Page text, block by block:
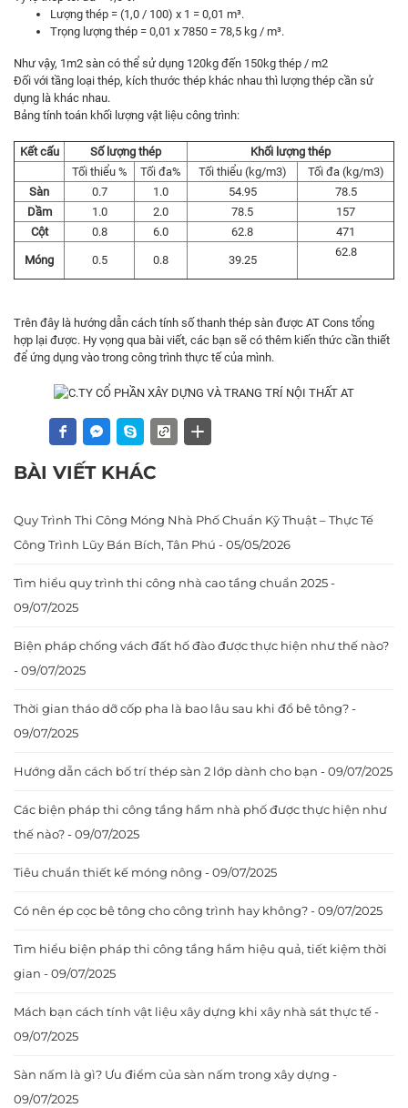
Lượng thép = (1,0 / 100) x 1 = 0,01 m³.
Trọng lượng thép = 0,01 x 7850 = 78,5 kg / m³.
Như vậy, 1m2 sàn có thể sử dụng 120kg đến 150kg thép / m2
Đối với tầng loại thép, kích thước thép khác nhau thì lượng thép cần sử
dụng là khác nhau.
Bảng tính toán khối lượng vật liệu công trình:
Kết cấu Số lượng thép
Khối lượng thép
Tối thiểu %
Tối đa% Tối thiểu (kg/m3)
Tối đa (kg/m3)
Sàn
0.7 1.0 54.95
78.5
Dầm
1.0 2.0 78.5
157
Cột
0.8 6.0 62.8 471
Móng 0.5 0.8 39.25
62.8
Trên đây là hướng dẫn cách tính số thanh thép sàn được AT Cons tổng
hợp lại được. Hy vọng qua bài viết, các bạn sẽ có thêm kiến thức cần thiết
để ứng dụng vào trong công trình thực tế của mình.
BÀI VIẾT KHÁC
Quy Trình Thi Công Móng Nhà Phố Chuẩn Kỹ Thuật – Thực Tế
Công Trình Lũy Bán Bích, Tân Phú - 05/05/2026
Tìm hiểu quy trình thi công nhà cao tầng chuẩn 2025 -
09/07/2025
Biện pháp chống vách đất hố đào được thực hiện như thế nào?
- 09/07/2025
Thời gian tháo dỡ cốp pha là bao lâu sau khi đổ bê tông? -
09/07/2025
Hướng dẫn cách bố trí thép sàn 2 lớp dành cho bạn - 09/07/2025
Các biện pháp thi công tầng hầm nhà phố được thực hiện như
thế nào? - 09/07/2025
Tiêu chuẩn thiết kế móng nông - 09/07/2025
Có nên ép cọc bê tông cho công trình hay không? - 09/07/2025
Tìm hiểu biện pháp thi công tầng hầm hiệu quả, tiết kiệm thời
gian - 09/07/2025
Mách bạn cách tính vật liệu xây dựng khi xây nhà sát thực tế -
09/07/2025
Sàn nấm là gì? Ưu điểm của sàn nấm trong xây dựng -
09/07/2025